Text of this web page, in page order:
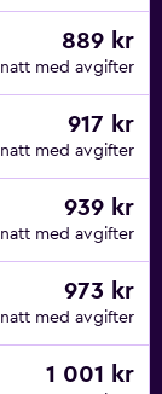
889 kr
med avgifter
917 kr
med avgifter
939 kr
med avgifter
973 kr
med avgifter
1 001 kr